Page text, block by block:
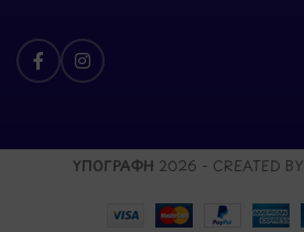
ΥΠΟΓΡΑΦΗ 2026 - CREATED BY